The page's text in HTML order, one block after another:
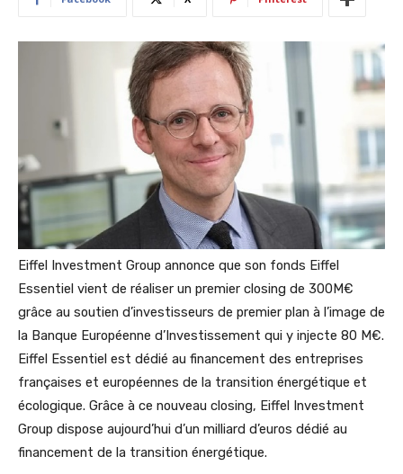
Eiffel Investment Group annonce que son fonds Eiffel
Essentiel vient de réaliser un premier closing de 300M€
grâce au soutien d’investisseurs de premier plan à l’image de
la Banque Européenne d’Investissement qui y injecte 80 M€.
Eiffel Essentiel est dédié au financement des entreprises
françaises et européennes de la transition énergétique et
écologique. Grâce à ce nouveau closing, Eiffel Investment
Group dispose aujourd’hui d’un milliard d’euros dédié au
financement de la transition énergétique.